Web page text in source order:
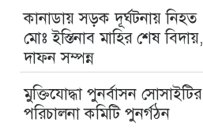
কানাডায় সড়ক দূর্ঘটনায় নিহত
মোঃ ইস্তিনাব মাহির শেষ বিদায়,
দাফন সম্পন্ন
মুক্তিযোদ্ধা পুনর্বাসন সোসাইটির
পরিচালনা কমিটি পুনর্গঠন